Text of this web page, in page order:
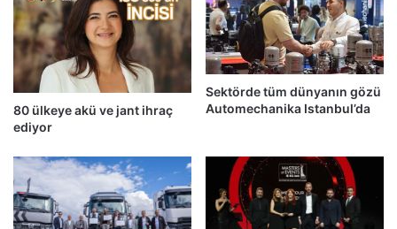
80 ülkeye akü ve jant ihraç
ediyor
Sektörde tüm dünyanın gözü
Automechanika Istanbul’da